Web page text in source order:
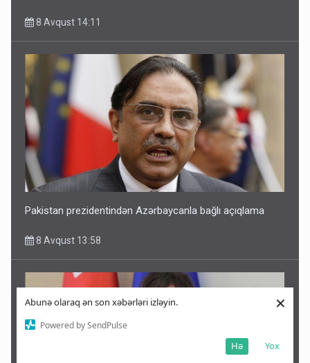
Abunə olaraq ən son xəbərləri izləyin.
Powered by SendPulse
Yox
Hə
×
8 Avqust 14:11
Pakistan prezidentindən Azərbaycanla bağlı açıqlama
8 Avqust 13:58